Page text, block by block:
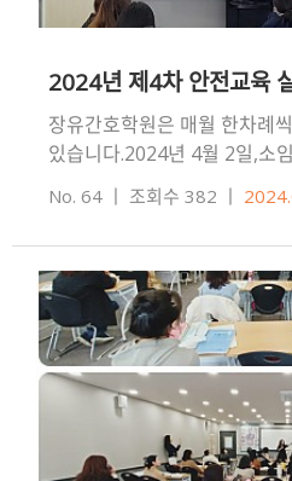
2024년 제4차 안전교육
장유간호학원은 매월 한차례
있습니다.2024년 4월 2일,소
주간반 수강생을 대상으로 안
교육내용: 건물 비상대피…
No. 64 ㅣ 조회수 382 ㅣ